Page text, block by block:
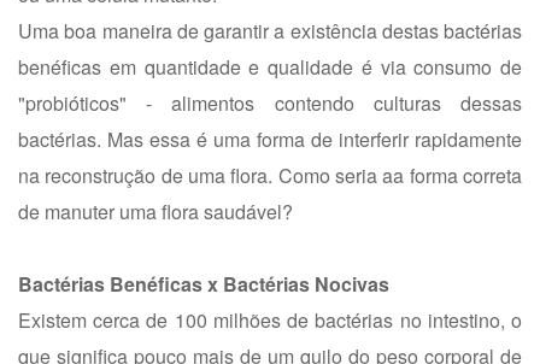
Uma boa maneira de garantir a existência destas bactérias
benéficas em quantidade e qualidade é via consumo de
"probióticos" - alimentos contendo culturas dessas
bactérias. Mas essa é uma forma de interferir rapidamente
na reconstrução de uma flora. Como seria aa forma correta
de manuter uma flora saudável?
Bactérias Benéficas x Bactérias Nocivas
Existem cerca de 100 milhões de bactérias no intestino, o
que significa pouco mais de um quilo do peso corporal de